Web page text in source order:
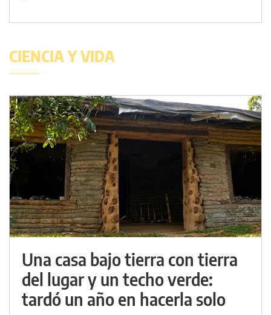
CIENCIA Y VIDA
Una casa bajo tierra con tierra
del lugar y un techo verde:
tardó un año en hacerla solo